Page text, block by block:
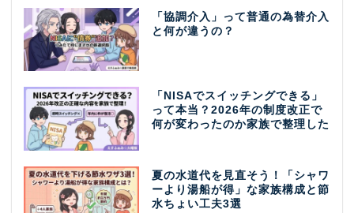
「協調介入」って普通の為替介入
と何が違うの？
「NISAでスイッチングできる」
って本当？2026年の制度改正で
何が変わったのか家族で整理した
夏の水道代を見直そう！「シャワ
ーより湯船が得」な家族構成と節
水ちょい工夫3選